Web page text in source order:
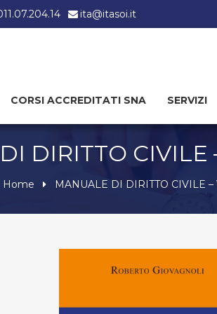
ita@itasoi.it
CORSI ACCREDITATI SNA SERVIZI
DIRITTO CIVILE
Home MANUALE DI DIRITTO CIVILE